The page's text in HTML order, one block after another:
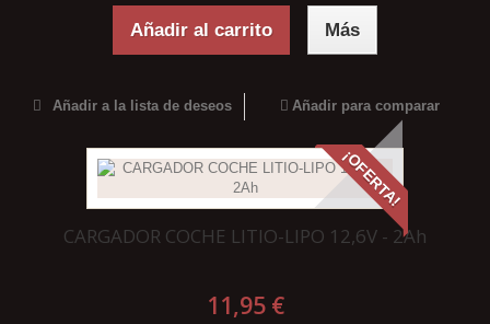
Añadir al carrito Más
Añadir a la lista de deseos Añadir para comparar
¡OFERTA!
CARGADOR COCHE LITIO-LIPO 12,6V - 2Ah
11,95 €